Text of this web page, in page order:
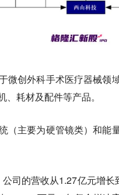
微创外科手术医疗器械领
耗材及配件等产品。
（主要为硬管镜类）和能
司的营收从1.27亿元增